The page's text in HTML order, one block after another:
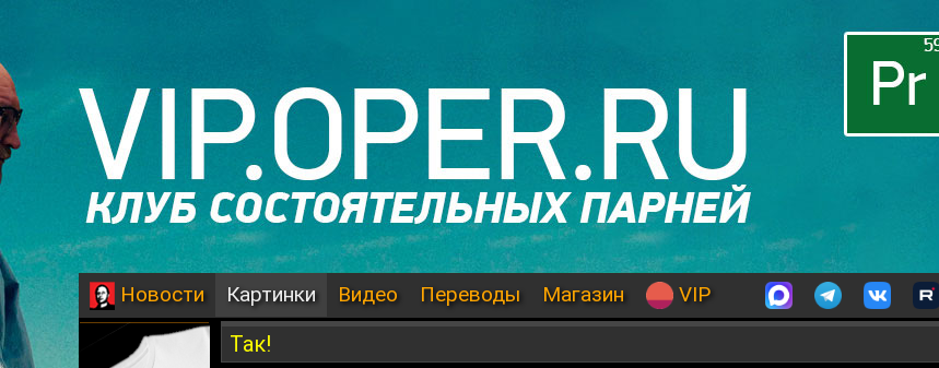
Новости Картинки Видео Переводы Магазин VIP
Так!